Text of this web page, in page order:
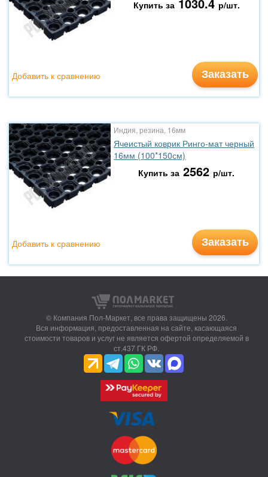
Купить за
р/шт.
Заказать
Добавить к сравнению
Индия, резина, 16мм
Ячеистый коврик Ринго-мат черный
16мм (100*150см)
Купить за 2562 р/шт.
Заказать
Добавить к сравнению
© Компания Пол-Маркет, все права защищены 2026.
Вся информация, предоставленная на сайте, касающаяся
стоимости товаров и услуг не является офертой определяемой в
ст.437 ГК РФ.